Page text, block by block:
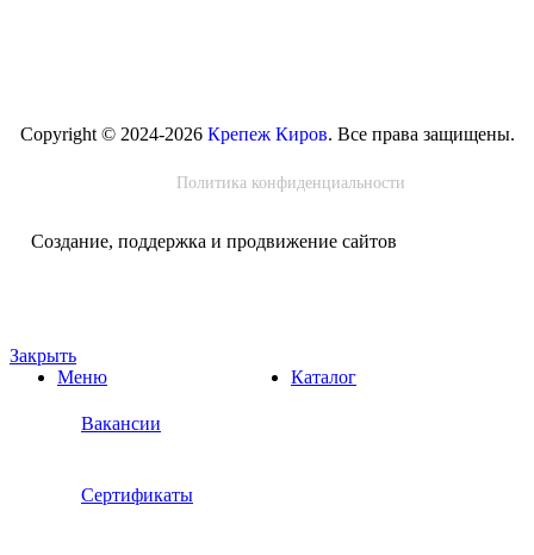
Copyright © 2024-2026 Крепеж Киров. Все права защищены.
Политика конфиденциальности
Создание, поддержка и продвижение сайтов
Закрыть
Меню
Каталог
Вакансии
Сертификаты